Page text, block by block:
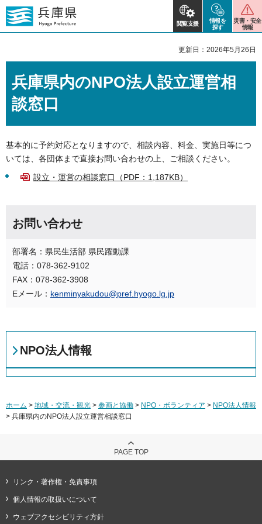
閲覧支援
情報を
探す
災害・安全
情報
更新日：2026年5月26日
兵庫県内のNPO法人設立運営相
談窓口
基本的に予約対応となりますので、相談内容、料金、実施日等につ
いては、各団体まで直接お問い合わせの上、ご相談ください。
設立・運営の相談窓口（PDF：1,187KB）
お問い合わせ
部署名：県民生活部 県民躍動課
電話：078-362-9102
FAX：078-362-3908
Eメール： kenminyakudou@pref.hyogo.lg.jp
NPO法人情報
ホーム > 地域・交流・観光 > 参画と協働 > NPO・ボランティア > NPO法人情報
> 兵庫県内のNPO法人設立運営相談窓口
PAGE TOP
リンク・著作権・免責事項
個人情報の取扱いについて
ウェブアクセシビリティ方針